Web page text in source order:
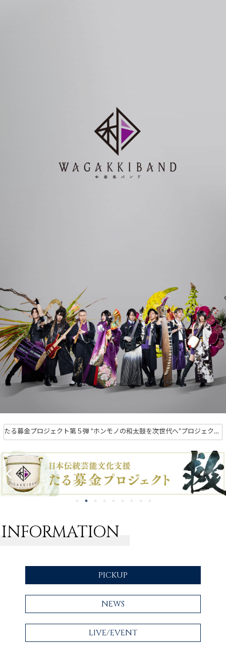
たる募金プロジェクト第５弾 “ホンモノの和太鼓を次世代へ”プロジェクト完了のご報告
INFORMATION
PICKUP
NEWS
LIVE/EVENT